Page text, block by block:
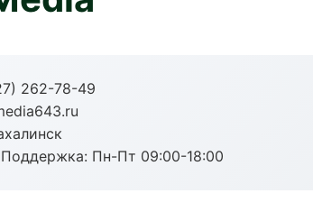
262-78-49
Поддержка: Пн-Пт 09:00-18:00